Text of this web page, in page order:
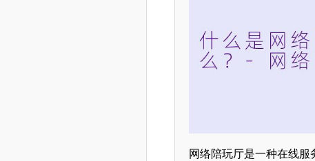
网络陪玩厅是一种在线